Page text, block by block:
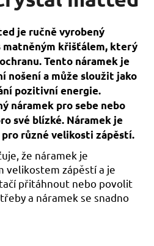
je ručně vyrobený
matněným křišťálem, který
Tento náramek je
nošení a může sloužit jako
pozitivní energie.
náramek pro sebe nebo
své blízké. Náramek je
různé velikosti zápěstí.
že náramek je
velikostem zápěstí a je
přitáhnout nebo povolit
a náramek se snadno